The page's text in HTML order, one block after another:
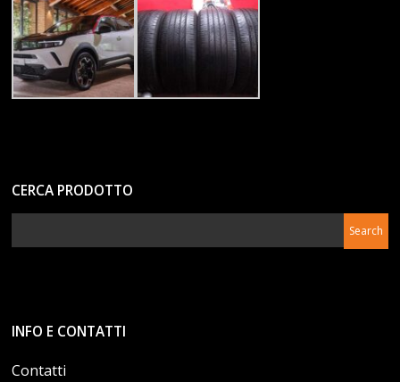
CERCA PRODOTTO
INFO E CONTATTI
Contatti